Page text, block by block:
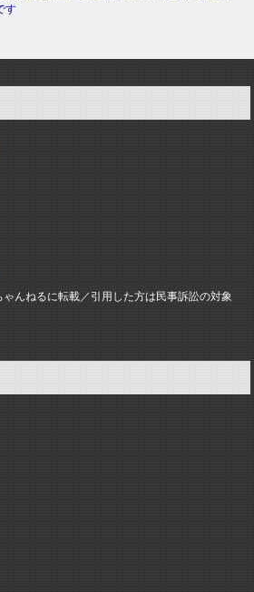
す
んねるに転載／引用した方は民事訴訟の対象